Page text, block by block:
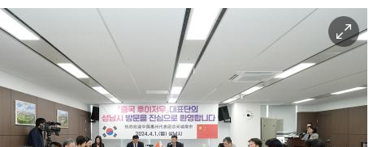
이
미
확